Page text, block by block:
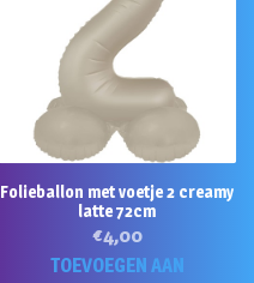
Folieballon met voetje 2 creamy
latte 72cm
€4,00
TOEVOEGEN AAN